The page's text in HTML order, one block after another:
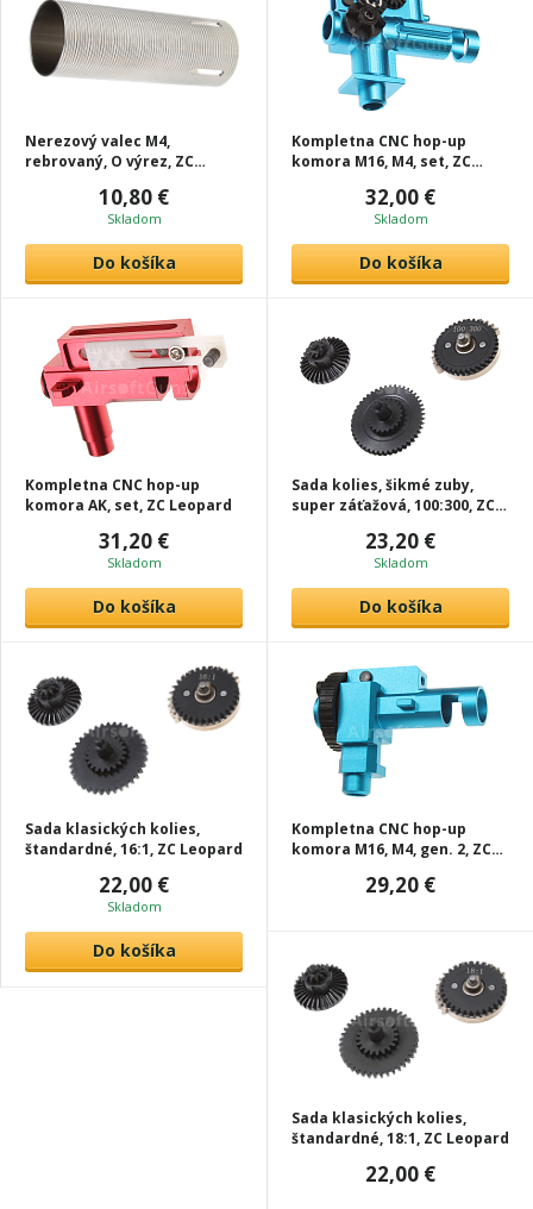
Nerezový valec M4,
rebrovaný, O výrez, ZC
10,80 €
Skladom
Do košíka
Kompletna CNC hop-up
komora M16, M4, set, ZC
32,00 €
Skladom
Do košíka
Kompletna CNC hop-up
komora AK, set, ZC Leopard
31,20 €
Skladom
Do košíka
Sada kolies, šikmé zuby,
super záťažová, 100:300, ZC
23,20 €
Skladom
Do košíka
Sada klasických kolies,
štandardné, 16:1, ZC Leopard
22,00 €
Skladom
Do košíka
Kompletna CNC hop-up
komora M16, M4, gen. 2, ZC
29,20 €
Sada klasických kolies,
štandardné, 18:1, ZC Leopard
22,00 €